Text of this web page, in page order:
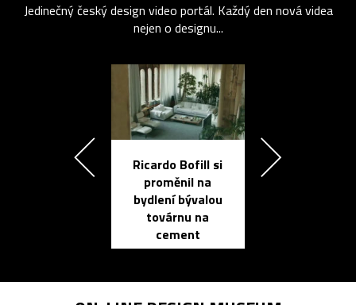
Jedinečný český design video portál. Každý den nová videa
nejen o designu...
Ricardo Bofill si
proměnil na
bydlení bývalou
továrnu na
cement